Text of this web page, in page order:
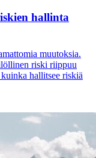
hallinta
muutoksia.
riski riippuu
hallitsee riskiä